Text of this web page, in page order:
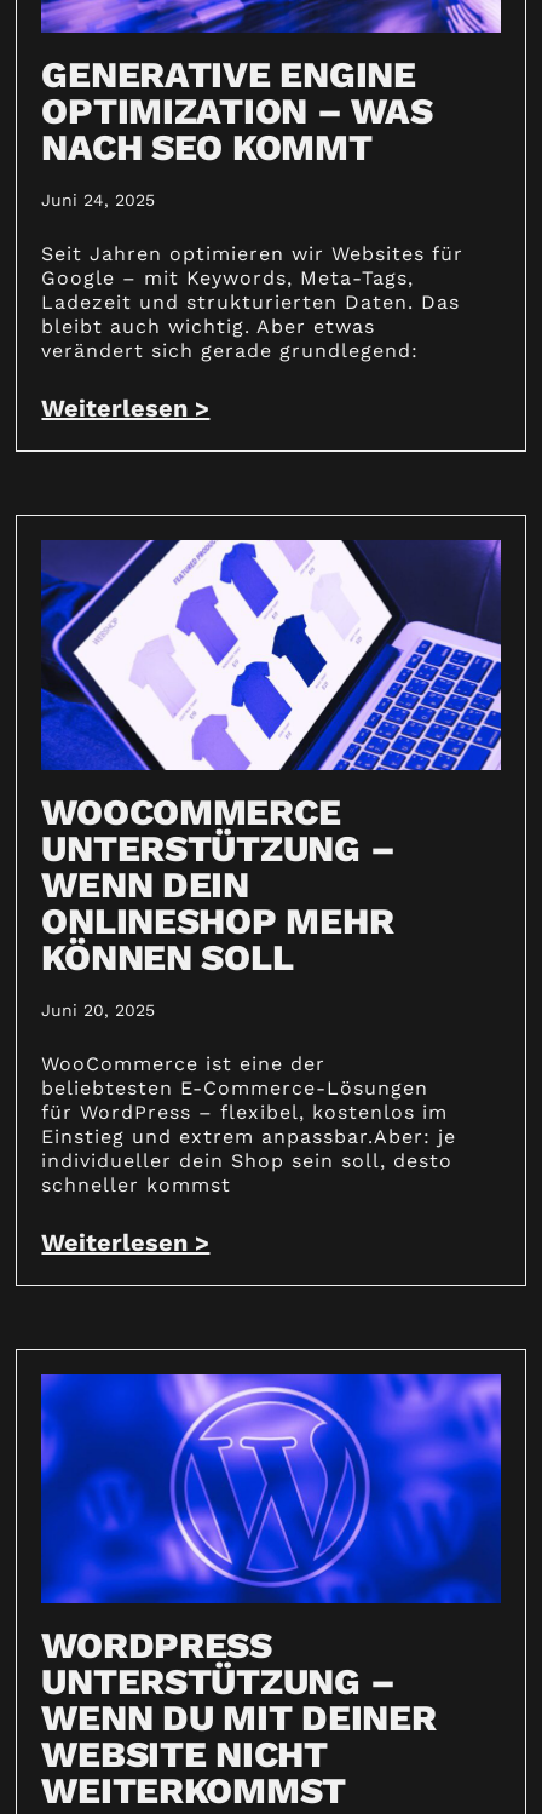
GENERATIVE ENGINE
OPTIMIZATION – WAS
NACH SEO KOMMT
Juni 24, 2025
Seit Jahren optimieren wir Websites für
Google – mit Keywords, Meta-Tags,
Ladezeit und strukturierten Daten. Das
bleibt auch wichtig. Aber etwas
verändert sich gerade grundlegend:
Weiterlesen >
WOOCOMMERCE
UNTERSTÜTZUNG –
WENN DEIN
ONLINESHOP MEHR
KÖNNEN SOLL
Juni 20, 2025
WooCommerce ist eine der
beliebtesten E-Commerce-Lösungen
für WordPress – flexibel, kostenlos im
Einstieg und extrem anpassbar.Aber: je
individueller dein Shop sein soll, desto
schneller kommst
Weiterlesen >
WORDPRESS
UNTERSTÜTZUNG –
WENN DU MIT DEINER
WEBSITE NICHT
WEITERKOMMST